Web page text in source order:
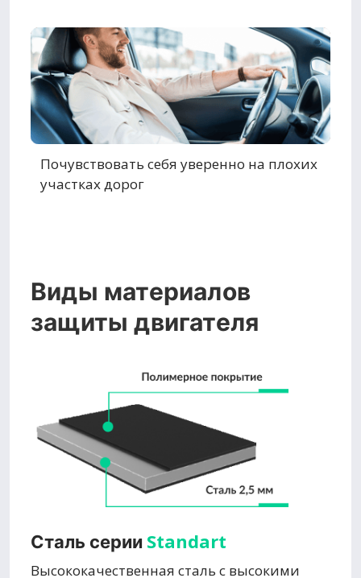
Почувствовать себя уверенно на плохих
участках дорог
Виды материалов
защиты двигателя
Сталь серии Standart
Высококачественная сталь с высокими